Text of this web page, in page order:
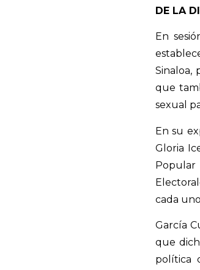
DE LA
En
Sinaloa,
que
sexual
En su
Gloria
Popular
cada
García
que
política